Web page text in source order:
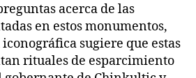
acerca de las
en estos monumentos,
sugiere que estas
rituales de esparcimiento